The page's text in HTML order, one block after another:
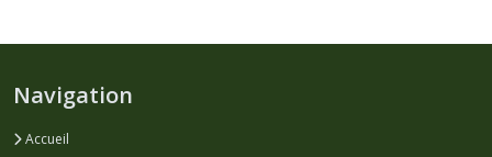
Navigation
Accueil